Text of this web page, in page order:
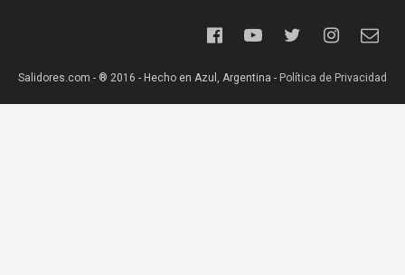
Salidores.com - ® 2016 - Hecho en Azul, Argentina - Política de Privacidad